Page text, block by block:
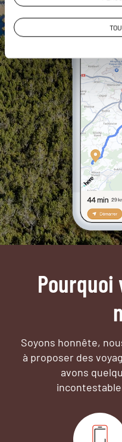
Pourquoi
Soyons honnête,
à proposer des
avons